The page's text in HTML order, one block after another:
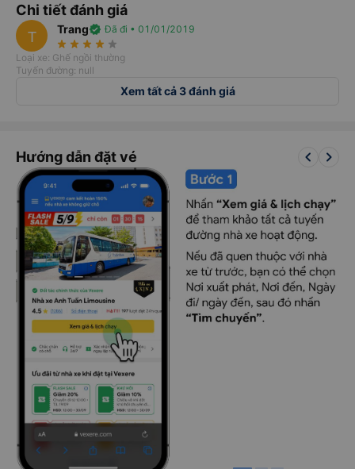
Chi tiết đánh giá
T Trangverified Đã đi • 01/01/2019
star_rate star_rate star_rate star_rate star_rate
Loại xe: Ghế ngồi thường
Tuyến đường: null
Xem tất cả 3 đánh giá
Hướng dẫn đặt vé keyboard_arrow_left keyboard_arrow_right